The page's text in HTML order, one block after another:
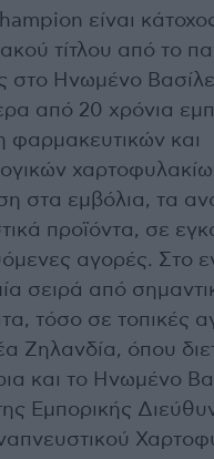
είναι
τίτλου από το
Ηνωμένο
από 20 χρόνια
φαρμακευτικών και
στα εμβόλια, τα
προϊόντα, σε
αγορές. Στο
σειρά από
τόσο σε τοπικές
Ζηλανδία, όπου
και το Ηνωμένο
Εμπορικής